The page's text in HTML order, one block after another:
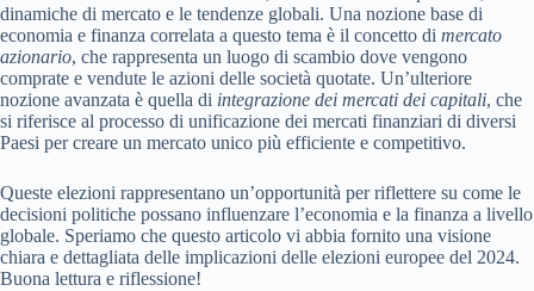
dinamiche di mercato e le tendenze globali. Una nozione base di
economia e finanza correlata a questo tema è il concetto di mercato
azionario, che rappresenta un luogo di scambio dove vengono
comprate e vendute le azioni delle società quotate. Un’ulteriore
nozione avanzata è quella di integrazione dei mercati dei capitali, che
si riferisce al processo di unificazione dei mercati finanziari di diversi
Paesi per creare un mercato unico più efficiente e competitivo.
Queste elezioni rappresentano un’opportunità per riflettere su come le
decisioni politiche possano influenzare l’economia e la finanza a livello
globale. Speriamo che questo articolo vi abbia fornito una visione
chiara e dettagliata delle implicazioni delle elezioni europee del 2024.
Buona lettura e riflessione!